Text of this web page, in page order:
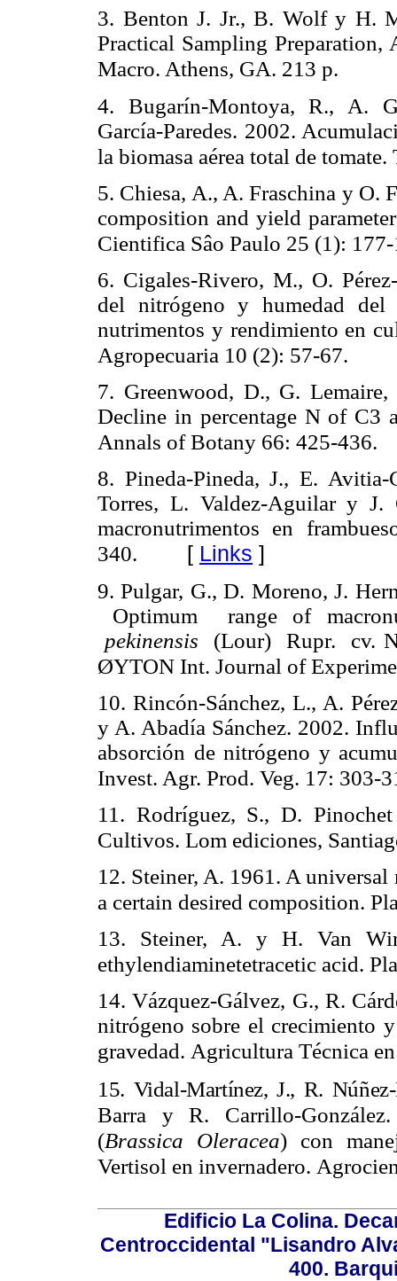
3. Benton J. Jr., B. Wolf y H.
Practical Sampling
Macro. Athens, GA. 213 p.
4.
Bugarín-Montoya, R., A.
García-Paredes. 2002.
la biomasa aérea total de tomate.
5. Chiesa, A., A. Fraschina y
composition and yield
Cientifica Sâo Paulo 25 (1):
6. Cigales-Rivero, M., O.
del nitrógeno y humedad
nutrimentos y rendimiento en
Agropecuaria 10 (2): 57-67.
7. Greenwood, D., G.
Decline in percentage N of C3
Annals of Botany 66: 425-436.
8. Pineda-Pineda, J., E.
Torres, L. Valdez-Aguilar y J.
macronutrimentos en
340. [ Links ]
9. Pulgar, G., D. Moreno, J.
Optimum range of
pekinensis (Lour) Rupr. cv.
ØYTON Int. Journal of
10. Rincón-Sánchez, L., A.
y A. Abadía Sánchez. 2002.
absorción de nitrógeno y
Invest. Agr. Prod. Veg. 17: 303-
11. Rodríguez, S., D.
Cultivos. Lom ediciones,
12. Steiner, A. 1961. A
a certain desired composition.
13.
Steiner, A. y H. Van
ethylendiaminetetracetic acid.
14. Vázquez-Gálvez, G., R.
nitrógeno sobre el crecimiento
gravedad. Agricultura Técnica
15. Vidal-Martínez, J., R.
Barra y R. Carrillo-
(Brassica Oleracea) con
Vertisol en invernadero.
Edificio La Colina.
Centroccidental "Lisandro
400.